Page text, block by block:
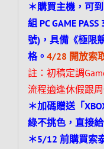
＊購買主機，可
組 PC GAME
號)，具備《極限
格。 4/28 開放索
註：初稿定調
流程適逢休假跟
＊加碼贈送「
綠不挑色，直接
＊5/12 前購買索